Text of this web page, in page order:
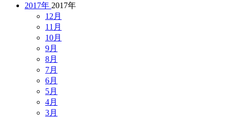
2017年 2017年
12月
11月
10月
9月
8月
7月
6月
5月
4月
3月